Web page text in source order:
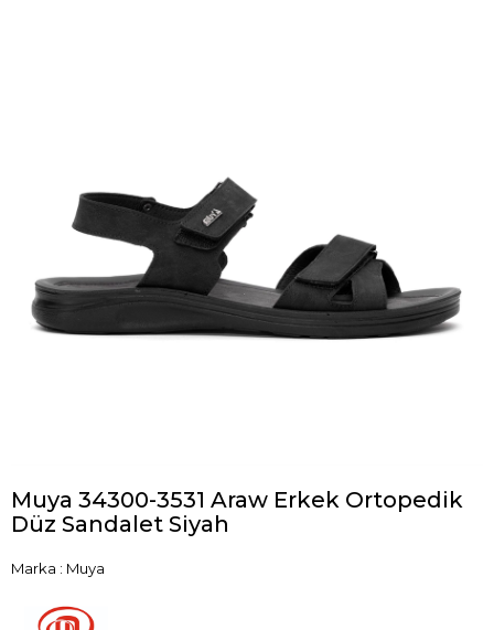
Muya 34300-3531 Araw Erkek Ortopedik
Düz Sandalet Siyah
Marka : Muya